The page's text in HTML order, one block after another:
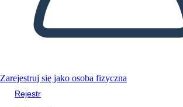
Zarejestruj się jako osoba fizyczna
Rejestr